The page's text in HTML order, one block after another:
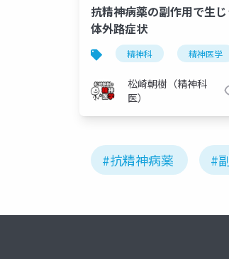
抗精神病薬の副作用で生
体外路症状
精神科 精神医学
松崎朝樹（精神科
医）
#抗精神病薬 #